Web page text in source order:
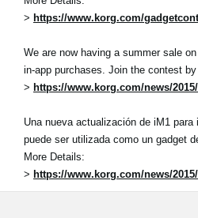
> https://www.korg.com/
We are now having a summer sale
in-app purchases. Join the contest
> https://www.korg.com/news/
Una nueva actualización de iM1
puede ser utilizada como un gadget
More Details:
> https://www.korg.com/news/2015/